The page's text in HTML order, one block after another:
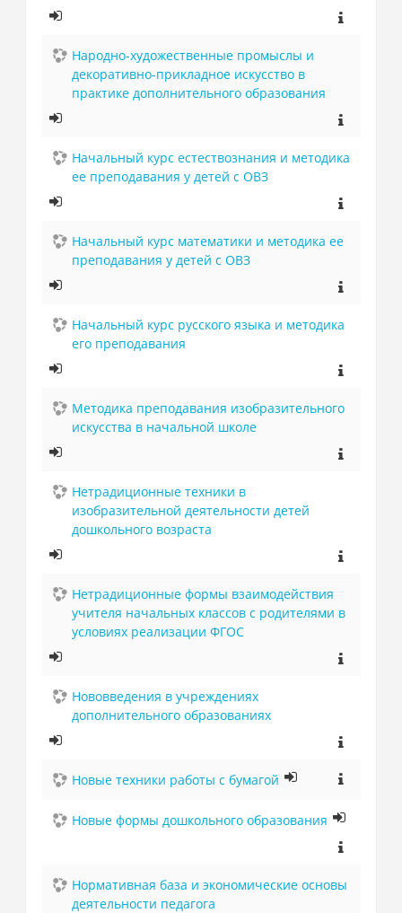
Народно-художественные промыслы и
декоративно-прикладное искусство в
практике дополнительного образования
Начальный курс естествознания и методика
ее преподавания у детей с ОВЗ
Начальный курс математики и методика ее
преподавания у детей с ОВЗ
Начальный курс русского языка и методика
его преподавания
Методика преподавания изобразительного
искусства в начальной школе
Нетрадиционные техники в
изобразительной деятельности детей
дошкольного возраста
Нетрадиционные формы взаимодействия
учителя начальных классов с родителями в
условиях реализации ФГОС
Нововведения в учреждениях
дополнительного образованиях
Новые техники работы с бумагой
Новые формы дошкольного образования
Нормативная база и экономические основы
деятельности педагога